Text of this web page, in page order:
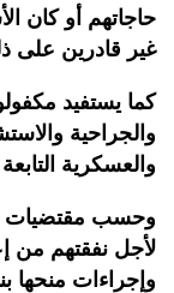
حاجاتهم أو كان
غير قادرين على
كما يستفيد
والجراحية
والعسكرية
وحسب مقتضيات
لأجل نفقتهم من
وإجراءات